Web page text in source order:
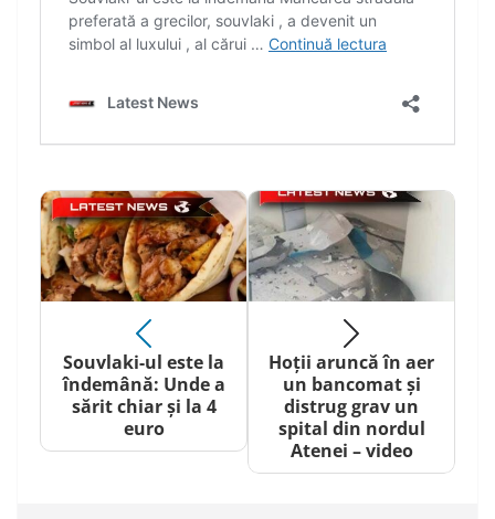
Souvlaki-ul este la
îndemână: Unde a
sărit chiar și la 4
euro
Hoții aruncă în aer
un bancomat și
distrug grav un
spital din nordul
Atenei – video